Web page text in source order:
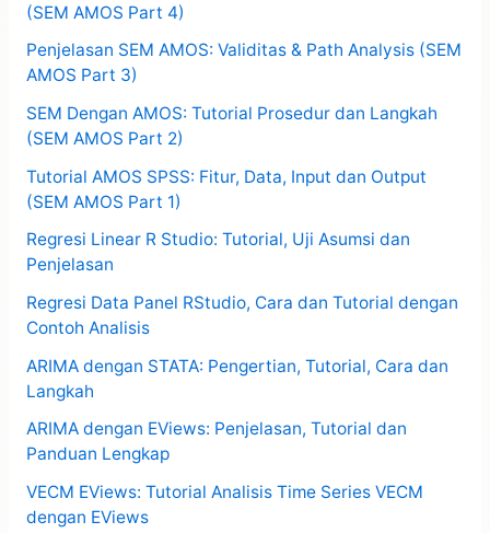
(SEM AMOS Part 4)
Penjelasan SEM AMOS: Validitas & Path Analysis (SEM
AMOS Part 3)
SEM Dengan AMOS: Tutorial Prosedur dan Langkah
(SEM AMOS Part 2)
Tutorial AMOS SPSS: Fitur, Data, Input dan Output
(SEM AMOS Part 1)
Regresi Linear R Studio: Tutorial, Uji Asumsi dan
Penjelasan
Regresi Data Panel RStudio, Cara dan Tutorial dengan
Contoh Analisis
ARIMA dengan STATA: Pengertian, Tutorial, Cara dan
Langkah
ARIMA dengan EViews: Penjelasan, Tutorial dan
Panduan Lengkap
VECM EViews: Tutorial Analisis Time Series VECM
dengan EViews